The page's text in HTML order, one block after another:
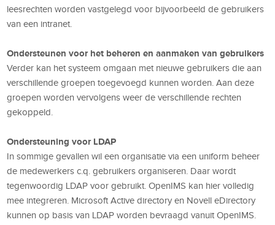
leesrechten worden vastgelegd voor bijvoorbeeld de gebruikers
van een intranet.
Ondersteunen voor het beheren en aanmaken van gebruikers
Verder kan het systeem omgaan met nieuwe gebruikers die aan
verschillende groepen toegevoegd kunnen worden. Aan deze
groepen worden vervolgens weer de verschillende rechten
gekoppeld.
Ondersteuning voor LDAP
In sommige gevallen wil een organisatie via een uniform beheer
de medewerkers c.q. gebruikers organiseren. Daar wordt
tegenwoordig LDAP voor gebruikt. OpenIMS kan hier volledig
mee integreren. Microsoft Active directory en Novell eDirectory
kunnen op basis van LDAP worden bevraagd vanuit OpenIMS.